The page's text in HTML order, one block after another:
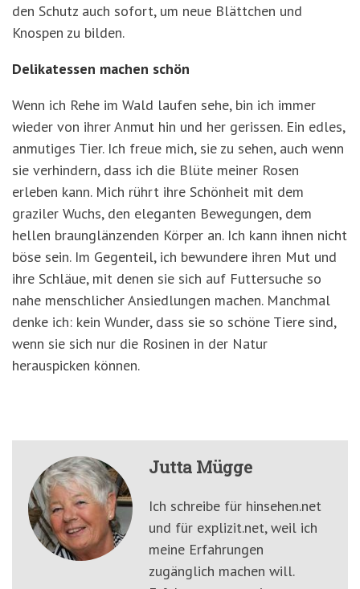
den Schutz auch sofort, um neue Blättchen und
Knospen zu bilden.
Delikatessen machen schön
Wenn ich Rehe im Wald laufen sehe, bin ich immer
wieder von ihrer Anmut hin und her gerissen. Ein edles,
anmutiges Tier. Ich freue mich, sie zu sehen, auch wenn
sie verhindern, dass ich die Blüte meiner Rosen
erleben kann. Mich rührt ihre Schönheit mit dem
graziler Wuchs, den eleganten Bewegungen, dem
hellen braunglänzenden Körper an. Ich kann ihnen nicht
böse sein. Im Gegenteil, ich bewundere ihren Mut und
ihre Schläue, mit denen sie sich auf Futtersuche so
nahe menschlicher Ansiedlungen machen. Manchmal
denke ich: kein Wunder, dass sie so schöne Tiere sind,
wenn sie sich nur die Rosinen in der Natur
herauspicken können.
Jutta Mügge
Ich schreibe für hinsehen.net
und für explizit.net, weil ich
meine Erfahrungen
zugänglich machen will.